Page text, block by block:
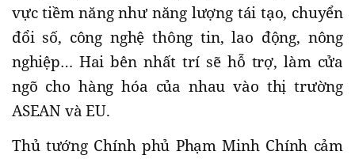
vực tiềm năng như năng lượng tái tạo, chuyển
đổi số, công nghệ thông tin, lao động, nông
nghiệp… Hai bên nhất trí sẽ hỗ trợ, làm cửa
ngõ cho hàng hóa của nhau vào thị trường
ASEAN và EU.
Thủ tướng Chính phủ Phạm Minh Chính cảm